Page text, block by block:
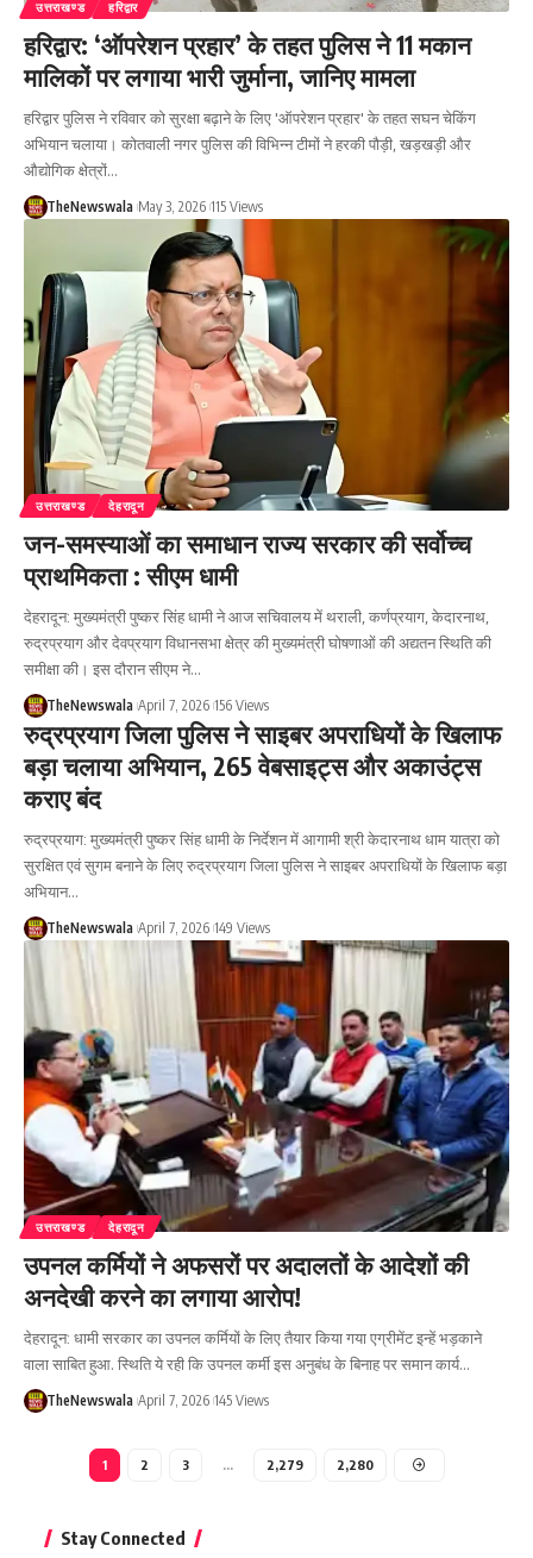
उत्तराखण्ड हरिद्वार
हरिद्वार: ‘ऑपरेशन प्रहार’ के तहत पुलिस ने 11 मकान
मालिकों पर लगाया भारी जुर्माना, जानिए मामला
हरिद्वार पुलिस ने रविवार को सुरक्षा बढ़ाने के लिए 'ऑपरेशन प्रहार' के तहत सघन चेकिंग
अभियान चलाया। कोतवाली नगर पुलिस की विभिन्न टीमों ने हरकी पौड़ी, खड़खड़ी और
औद्योगिक क्षेत्रों…
TheNewswala May 3, 2026 115 Views
उत्तराखण्ड देहरादून
जन-समस्याओं का समाधान राज्य सरकार की सर्वोच्च
प्राथमिकता : सीएम धामी
देहरादून: मुख्यमंत्री पुष्कर सिंह धामी ने आज सचिवालय में थराली, कर्णप्रयाग, केदारनाथ,
रुद्रप्रयाग और देवप्रयाग विधानसभा क्षेत्र की मुख्यमंत्री घोषणाओं की अद्यतन स्थिति की
समीक्षा की। इस दौरान सीएम ने…
TheNewswala April 7, 2026 156 Views
रुद्रप्रयाग जिला पुलिस ने साइबर अपराधियों के खिलाफ
बड़ा चलाया अभियान, 265 वेबसाइट्स और अकाउंट्स
कराए बंद
रुद्रप्रयाग: मुख्यमंत्री पुष्कर सिंह धामी के निर्देशन में आगामी श्री केदारनाथ धाम यात्रा को
सुरक्षित एवं सुगम बनाने के लिए रुद्रप्रयाग जिला पुलिस ने साइबर अपराधियों के खिलाफ बड़ा
अभियान…
TheNewswala April 7, 2026 149 Views
उत्तराखण्ड देहरादून
उपनल कर्मियों ने अफसरों पर अदालतों के आदेशों की
अनदेखी करने का लगाया आरोप!
देहरादून: धामी सरकार का उपनल कर्मियों के लिए तैयार किया गया एग्रीमेंट इन्हें भड़काने
वाला साबित हुआ. स्थिति ये रही कि उपनल कर्मी इस अनुबंध के बिनाह पर समान कार्य…
TheNewswala April 7, 2026 145 Views
1 2 3 … 2,279 2,280
Stay Connected